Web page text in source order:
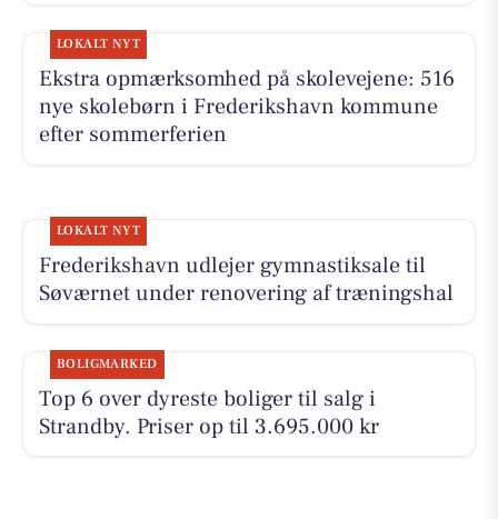
LOKALT NYT
Ekstra opmærksomhed på skolevejene: 516
nye skolebørn i Frederikshavn kommune
efter sommerferien
LOKALT NYT
Frederikshavn udlejer gymnastiksale til
Søværnet under renovering af træningshal
BOLIGMARKED
Top 6 over dyreste boliger til salg i
Strandby. Priser op til 3.695.000 kr